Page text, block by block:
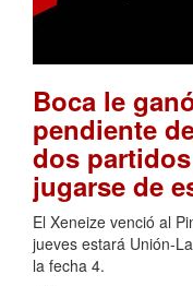
Boca le
pendiente
dos
jugarse de
El Xeneize venció al
jueves estará Unión-
la fecha 4.